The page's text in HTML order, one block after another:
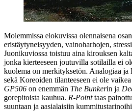
Molemmissa elokuvissa olennaisena
eristäytyneisyyden, vainoharhojen,
Juonikuviossa toistuu aina kirouksen
jonka kierteeseen joutuvilla sotilailla ei
kuolema on merkityksetön. Analogiaa ja
sekä Koreoiden tilanteeseen ei ole
GP506 on enemmän The Bunkerin ja
gorepitoista kauhua. R‑Pointtaas
suuntaan ja aasialaisiin